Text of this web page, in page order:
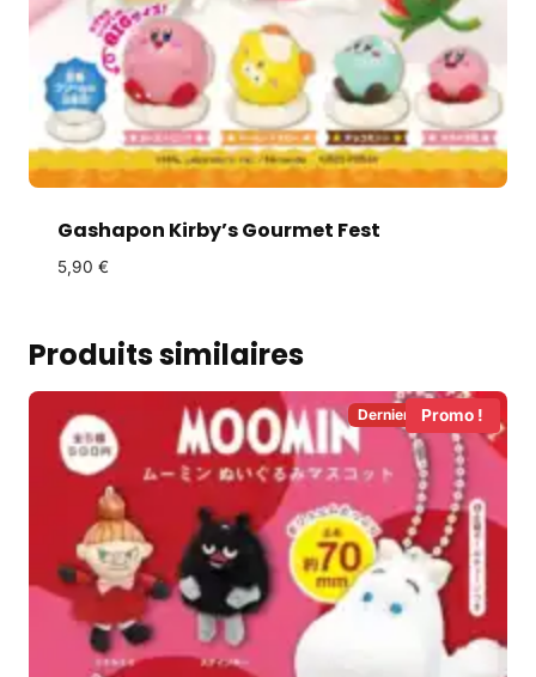
Gashapon Kirby’s Gourmet Fest
5,90 €
Produits similaires
Derniers en Stock!
Promo !